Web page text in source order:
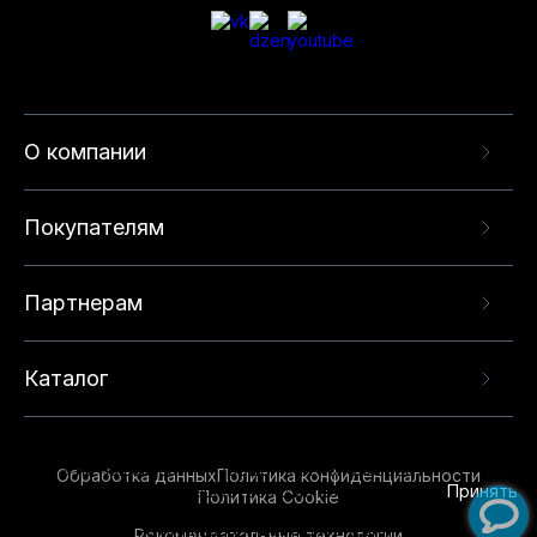
О компании
Покупателям
Партнерам
Каталог
Обработка данныхПолитика конфиденциальности
Политика Cookie
опыта на нашем сайте. Продолжая использовать
данный сайт, вы соглашаетесь с использованием
Принять